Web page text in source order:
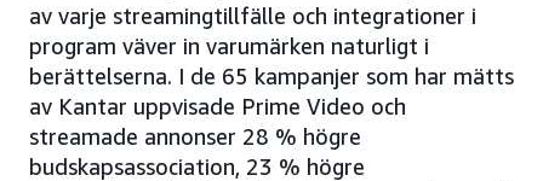
av varje streamingtillfälle och integrationer i
program väver in varumärken naturligt i
berättelserna. I de 65 kampanjer som har mätts
av Kantar uppvisade Prime Video och
streamade annonser 28 % högre
budskapsassociation, 23 % högre